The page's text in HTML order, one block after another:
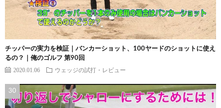
チッパーの実力を検証｜バンカーショット、100ヤードのショットに使え
るの？｜俺のゴルフ 第90回
2020.01.06 ウェッジの試打・レビュー